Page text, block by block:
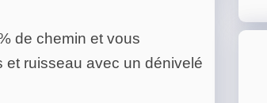
de chemin et vous
et ruisseau avec un dénivelé